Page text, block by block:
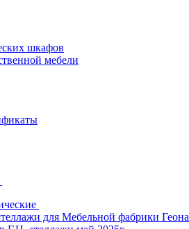
шкафов
мебели
для Мебельной фабрики Геона